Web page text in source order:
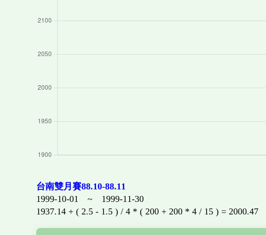
台南雙月賽88.10-88.11
1999-10-01 ~ 1999-11-30
1937.14 + ( 2.5 - 1.5 ) / 4 * ( 200 + 200 * 4 / 15 ) = 2000.47